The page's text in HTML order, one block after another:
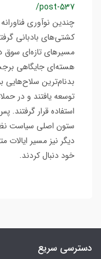
/post-537
چندین نوآوری
کشتی‌های بادبانی
مسیرهای تازه‌ای سوق
هسته‌ای جایگاهی
بدنام‌ترین
توسعه یافتند و در
استفاده قرار
ستون اصلی سیاست
دیگر نیز مسیر ایالات
خود دنبال کردند.
دسترسی سریع